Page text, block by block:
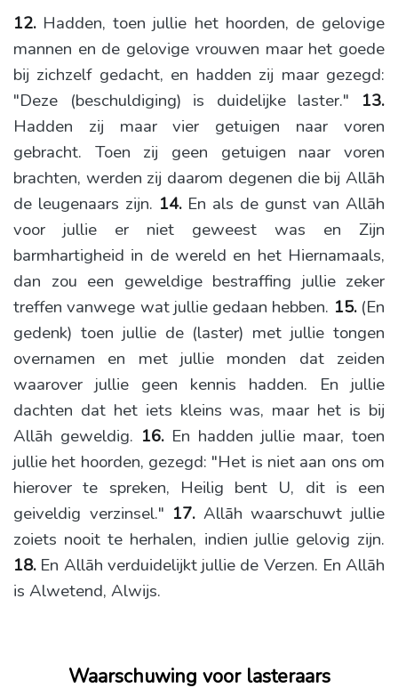
12. Hadden, toen jullie het hoorden, de gelovige
mannen en de gelovige vrouwen maar het goede
bij zichzelf gedacht, en hadden zij maar gezegd:
"Deze (beschuldiging) is duidelijke laster." 13.
Hadden zij maar vier getuigen naar voren
gebracht. Toen zij geen getuigen naar voren
brachten, werden zij daarom degenen die bij Allāh
de leugenaars zijn. 14. En als de gunst van Allāh
voor jullie er niet geweest was en Zijn
barmhartigheid in de wereld en het Hiernamaals,
dan zou een geweldige bestraffing jullie zeker
treffen vanwege wat jullie gedaan hebben. 15. (En
gedenk) toen jullie de (laster) met jullie tongen
overnamen en met jullie monden dat zeiden
waarover jullie geen kennis hadden. En jullie
dachten dat het iets kleins was, maar het is bij
Allāh geweldig. 16. En hadden jullie maar, toen
jullie het hoorden, gezegd: "Het is niet aan ons om
hierover te spreken, Heilig bent U, dit is een
geiveldig verzinsel." 17. Allāh waarschuwt jullie
zoiets nooit te herhalen, indien jullie gelovig zijn.
18. En Allāh verduidelijkt jullie de Verzen. En Allāh
is Alwetend, Alwijs.
Waarschuwing voor lasteraars